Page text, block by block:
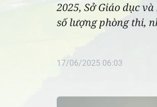
2025, Sở Giáo dục
số lượng phòng thi,
17/06/2025 06:03